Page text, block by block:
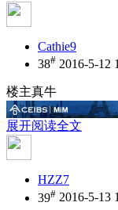
Cathie9
38# 2016-5-12
楼主真牛
展开阅读全文
HZZ7
39# 2016-5-13